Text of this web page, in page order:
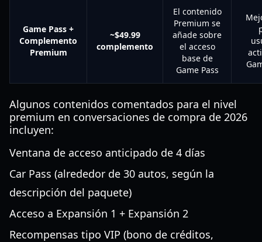
Game Pass +
Complemento
Premium
~$49.99
complemento
El contenido
Premium se
añade sobre
el acceso
base de
Game Pass
Algunos contenidos comentados para el nivel
premium en conversaciones de compra de 2026
incluyen:
Ventana de acceso anticipado de 4 días
Car Pass (alrededor de 30 autos, según la
descripción del paquete)
Acceso a Expansión 1 + Expansión 2
Recompensas tipo VIP (bono de créditos,